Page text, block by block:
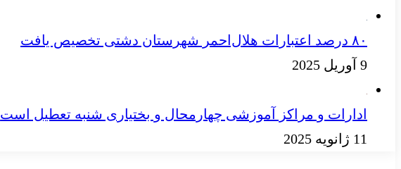
۸۰ درصد اعتبارات هلال‌احمر شهرستان دشتی تخصیص یافت
9 آوریل 2025
ادارات و مراکز آموزشی چهارمحال‌ و بختیاری شنبه تعطیل است
11 ژانویه 2025